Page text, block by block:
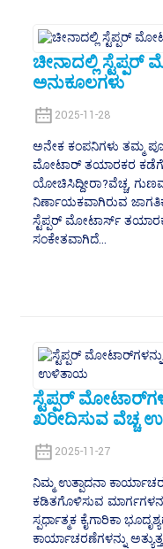
ಚೀನಾದಲ್ಲಿ
ಅನುಕೂಲಗಳು
2025-11-28
ಅನೇಕ ಕಂಪನಿಗಳು ತಮ್ಮ
ಮೋಟಾರ್ ತಯಾರಕರ ಕಡೆಗೆ
ಯೋಚಿಸಿದ್ದೀರಾ?ವೆಚ್ಚ,
ನಿರ್ಣಾಯಕವಾಗಿರುವ
ಸ್ಟೆಪ್ಪರ್ ಮೋಟಾರ್ಸ್
ಸಂಕೇತವಾಗಿದೆ...
ಸ್ಟೆಪ್ಪರ್
ಖರೀದಿಸುವ ವೆಚ್ಚ
2025-11-27
ನಿಮ್ಮ ಉತ್ಪಾದನಾ
ಕಡಿತಗೊಳಿಸುವ
ಸ್ಪರ್ಧಾತ್ಮಕ ಕೈಗಾರಿಕಾ
ಕಾರ್ಯಾಚರಣೆಗಳನ್ನು